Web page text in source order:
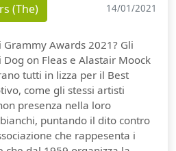
(The) 14/01/2021
Grammy Awards 2021? Gli
on Fleas e Alastair Moock
tutti in lizza per il Best
come gli stessi artisti
presenza nella loro
puntando il dito contro
che rappesenta i